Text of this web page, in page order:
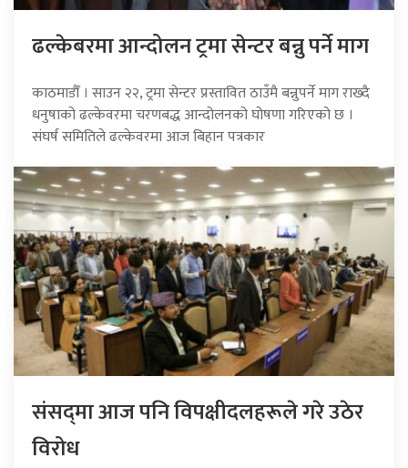
ढल्केबरमा आन्दोलन ट्रमा सेन्टर बन्नु पर्ने माग
काठमाडौँ । साउन २२, ट्रमा सेन्टर प्रस्तावित ठाउँमै बन्नुपर्ने माग राख्दै
धनुषाको ढल्केवरमा चरणबद्ध आन्दोलनको घोषणा गरिएको छ ।
संघर्ष समितिले ढल्केवरमा आज बिहान पत्रकार
संसद्‍मा आज पनि विपक्षीदलहरूले गरे उठेर
विरोध